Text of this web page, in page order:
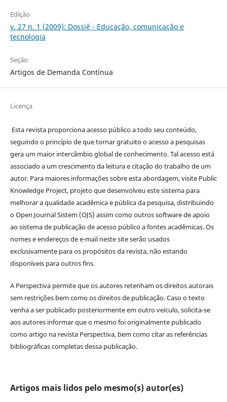
Edição
v. 27 n. 1 (2009): Dossiê - Educação, comunicação e
tecnologia
Seção
Artigos de Demanda Contínua
Licença
Esta revista proporciona acesso público a todo seu conteúdo,
seguindo o princípio de que tornar gratuito o acesso a pesquisas
gera um maior intercâmbio global de conhecimento. Tal acesso está
associado a um crescimento da leitura e citação do trabalho de um
autor. Para maiores informações sobre esta abordagem, visite Public
Knowledge Project, projeto que desenvolveu este sistema para
melhorar a qualidade acadêmica e pública da pesquisa, distribuindo
o Open Journal Sistem (OJS) assim como outros software de apoio
ao sistema de publicação de acesso público a fontes acadêmicas. Os
nomes e endereços de e-mail neste site serão usados
exclusivamente para os propósitos da revista, não estando
disponíveis para outros fins.
A Perspectiva permite que os autores retenham os direitos autorais
sem restrições bem como os direitos de publicação. Caso o texto
venha a ser publicado posteriormente em outro veículo, solicita-se
aos autores informar que o mesmo foi originalmente publicado
como artigo na revista Perspectiva, bem como citar as referências
bibliográficas completas dessa publicação.
Artigos mais lidos pelo mesmo(s) autor(es)